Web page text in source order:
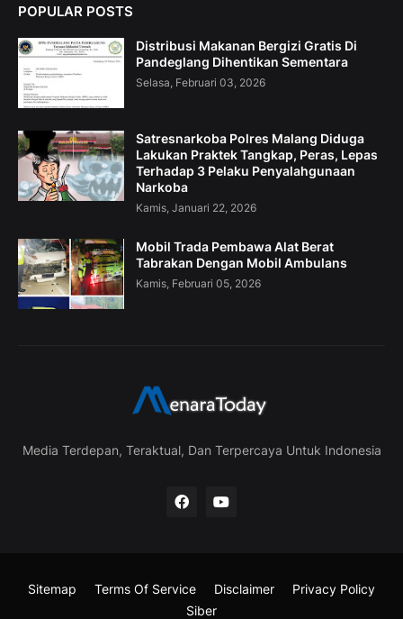
POPULAR POSTS
Distribusi Makanan Bergizi Gratis Di
Pandeglang Dihentikan Sementara
Selasa, Februari 03, 2026
Satresnarkoba Polres Malang Diduga
Lakukan Praktek Tangkap, Peras, Lepas
Terhadap 3 Pelaku Penyalahgunaan
Narkoba
Kamis, Januari 22, 2026
Mobil Trada Pembawa Alat Berat
Tabrakan Dengan Mobil Ambulans
Kamis, Februari 05, 2026
Media Terdepan, Teraktual, Dan Terpercaya Untuk Indonesia
Sitemap Terms Of Service Disclaimer
Privacy Policy
Siber